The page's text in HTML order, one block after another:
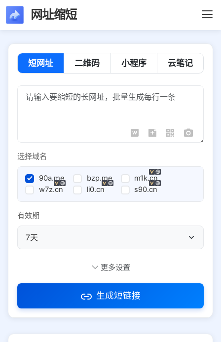
网址缩短
短网址 二维码 小程序 云笔记
选择域名
90a.me bzp.me
m1k.cn
w7z.cn
li0.cn s90.cn
有效期
访问密码
更多设置
生成短链接